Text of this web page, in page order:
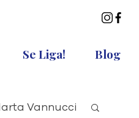
Se Liga! Blog
Vannucci